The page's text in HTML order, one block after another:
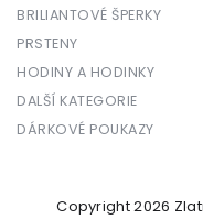
BRILIANTOVÉ ŠPERKY
PRSTENY
HODINY A HODINKY
DALŠÍ KATEGORIE
DÁRKOVÉ POUKAZY
Copyright 2026